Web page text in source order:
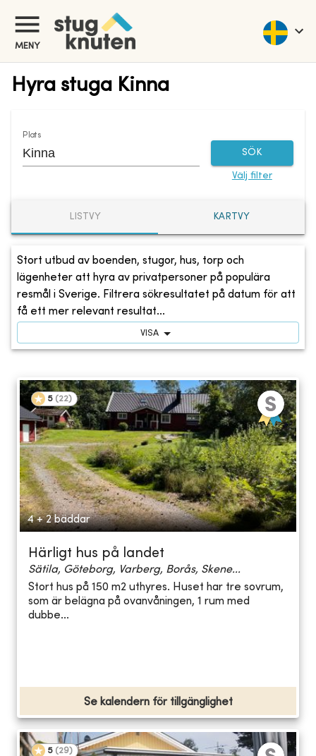
MENY
Hyra stuga Kinna
Plats
SÖK
Välj filter
LISTVY KARTVY
Stort utbud av boenden, stugor, hus, torp och
lägenheter att hyra av privatpersoner på populära
resmål i Sverige. Filtrera sökresultatet på datum för att
få ett mer relevant resultat...
VISA
5 (22)
4 + 2 bäddar
Härligt hus på landet
Sätila, Göteborg, Varberg, Borås, Skene...
Stort hus på 150 m2 uthyres. Huset har tre sovrum,
som är belägna på ovanvåningen, 1 rum med
dubbe...
Se kalendern för tillgänglighet
5 (29)